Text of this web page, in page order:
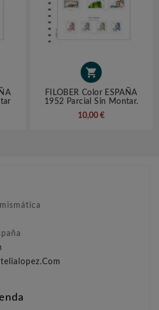

FILOBER Color ESPAÑA
1952 Parcial Sin Montar.
10,00 €